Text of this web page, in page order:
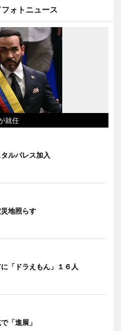
ォトニュース
就任
ルパレス加入
災地照らす
に「ドラえもん」１６人
「進展」